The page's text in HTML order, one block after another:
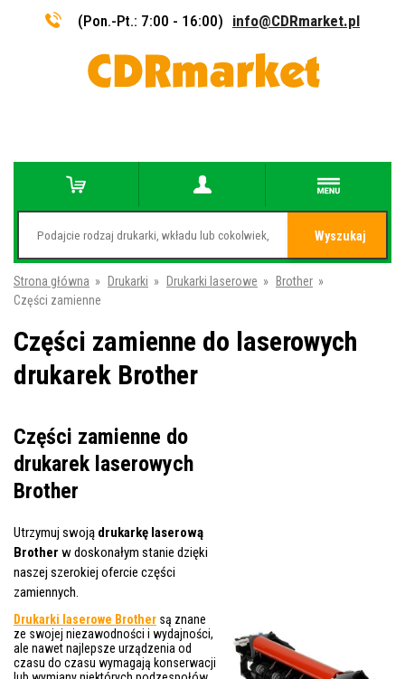
(Pon.-Pt.: 7:00 - 16:00) info@CDRmarket.pl
Wyszukaj
Strona główna » Drukarki » Drukarki laserowe » Brother »
Części zamienne
Części zamienne do laserowych
drukarek Brother
Części zamienne do
drukarek laserowych
Brother
Utrzymuj swoją drukarkę laserową
Brother w doskonałym stanie dzięki
naszej szerokiej ofercie części
zamiennych.
Drukarki laserowe Brother są znane
ze swojej niezawodności i wydajności,
ale nawet najlepsze urządzenia od
czasu do czasu wymagają konserwacji